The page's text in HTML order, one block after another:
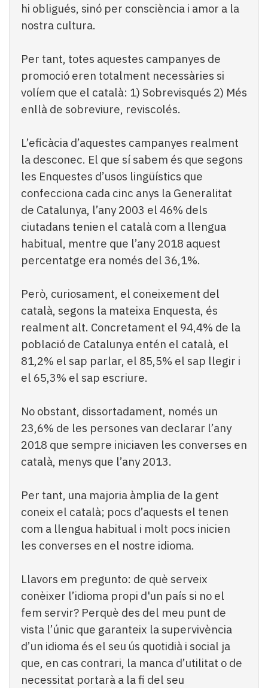
hi obligués, sinó per consciència i amor a la
nostra cultura.
Per tant, totes aquestes campanyes de
promoció eren totalment necessàries si
volíem que el català: 1) Sobrevisqués 2) Més
enllà de sobreviure, reviscolés.
L’eficàcia d’aquestes campanyes realment
la desconec. El que sí sabem és que segons
les Enquestes d’usos lingüístics que
confecciona cada cinc anys la Generalitat
de Catalunya, l’any 2003 el 46% dels
ciutadans tenien el català com a llengua
habitual, mentre que l’any 2018 aquest
percentatge era només del 36,1%.
Però, curiosament, el coneixement del
català, segons la mateixa Enquesta, és
realment alt. Concretament el 94,4% de la
població de Catalunya entén el català, el
81,2% el sap parlar, el 85,5% el sap llegir i
el 65,3% el sap escriure.
No obstant, dissortadament, només un
23,6% de les persones van declarar l’any
2018 que sempre iniciaven les converses en
català, menys que l’any 2013.
Per tant, una majoria àmplia de la gent
coneix el català; pocs d’aquests el tenen
com a llengua habitual i molt pocs inicien
les converses en el nostre idioma.
Llavors em pregunto: de què serveix
conèixer l’idioma propi d'un país si no el
fem servir? Perquè des del meu punt de
vista l’únic que garanteix la supervivència
d’un idioma és el seu ús quotidià i social ja
que, en cas contrari, la manca d’utilitat o de
necessitat portarà a la fi del seu